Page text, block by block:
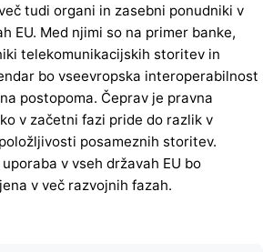
tudi organi in zasebni ponudniki v
EU. Med njimi so na primer banke,
telekomunikacijskih storitev in
bo vseevropska interoperabilnost
postopoma. Čeprav je pravna
v začetni fazi pride do razlik v
posameznih storitev.
v vseh državah EU bo
v več razvojnih fazah.